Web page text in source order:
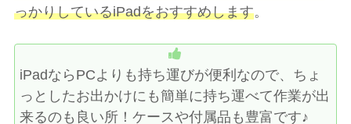
っかりしているiPadをおすすめします。
iPadならPCよりも持ち運びが便利なので、ちょ
っとしたお出かけにも簡単に持ち運べて作業が出
来るのも良い所！ケースや付属品も豊富です♪